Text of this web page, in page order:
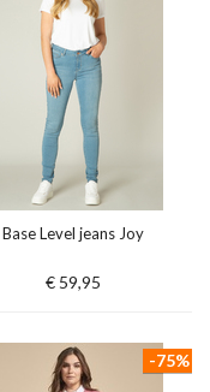
Base Level jeans Joy
€ 59,95
-75%